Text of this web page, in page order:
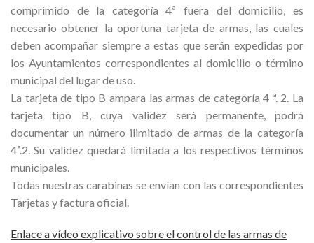
comprimido de la categoría 4ª fuera del domicilio, es
necesario obtener la oportuna tarjeta de armas, las cuales
deben acompañar siempre a estas que serán expedidas por
los Ayuntamientos correspondientes al domicilio o término
municipal del lugar de uso.
La tarjeta de tipo B ampara las armas de categoría 4 ª. 2. La
tarjeta tipo B, cuya validez será permanente, podrá
documentar un número ilimitado de armas de la categoría
4ª.2. Su validez quedará limitada a los respectivos términos
municipales.
Todas nuestras carabinas se envían con las correspondientes
Tarjetas y factura oficial.
Enlace a vídeo explicativo sobre el control de las armas de